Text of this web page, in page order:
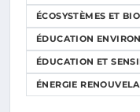
ÉCOSYSTÈMES ET
ÉDUCATION
ÉDUCATION ET
ÉNERGIE